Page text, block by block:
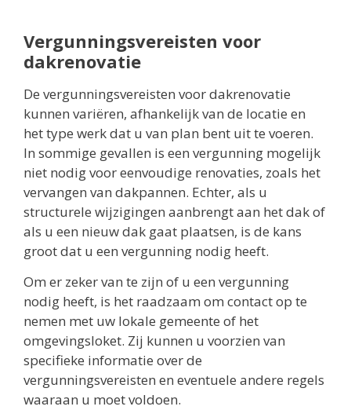
Vergunningsvereisten voor
dakrenovatie
De vergunningsvereisten voor dakrenovatie
kunnen variëren, afhankelijk van de locatie en
het type werk dat u van plan bent uit te voeren.
In sommige gevallen is een vergunning mogelijk
niet nodig voor eenvoudige renovaties, zoals het
vervangen van dakpannen. Echter, als u
structurele wijzigingen aanbrengt aan het dak of
als u een nieuw dak gaat plaatsen, is de kans
groot dat u een vergunning nodig heeft.
Om er zeker van te zijn of u een vergunning
nodig heeft, is het raadzaam om contact op te
nemen met uw lokale gemeente of het
omgevingsloket. Zij kunnen u voorzien van
specifieke informatie over de
vergunningsvereisten en eventuele andere regels
waaraan u moet voldoen.